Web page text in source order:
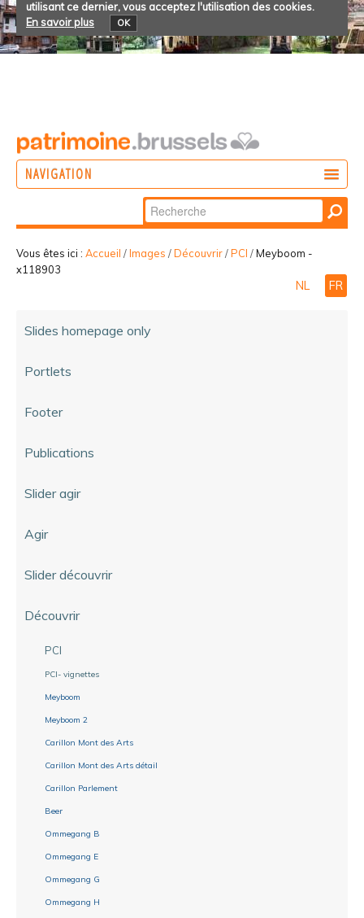
utilisant ce dernier, vous acceptez l'utilisation des cookies.
En savoir plus
OK
NAVIGATION
PARTICIPER
Chercher par
Recherche
avancée…
Vous êtes ici : Accueil /Images /Découvrir/PCI /Meyboom -
x118903
NL FR
Slides homepage only
Portlets
Footer
Publications
Slider agir
Agir
Slider découvrir
Découvrir
PCI
PCI- vignettes
Meyboom
Meyboom 2
Carillon Mont des Arts
Carillon Mont des Arts détail
Carillon Parlement
Beer
Ommegang B
Ommegang E
Ommegang G
Ommegang H